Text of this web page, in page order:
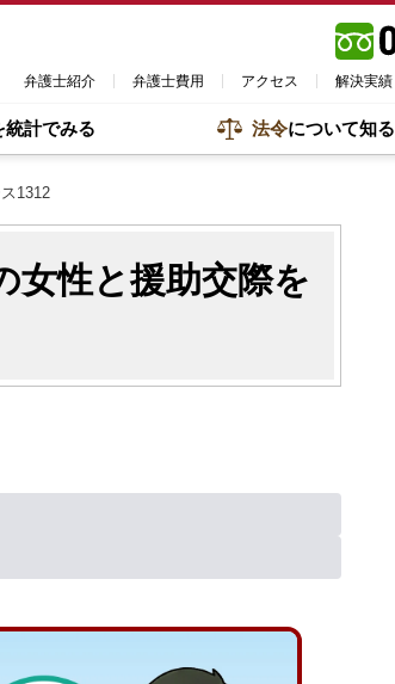
弁護士紹介 弁護士費用 アクセス 解決実績
統計でみる 法令について知る
1312
女性と援助交際を